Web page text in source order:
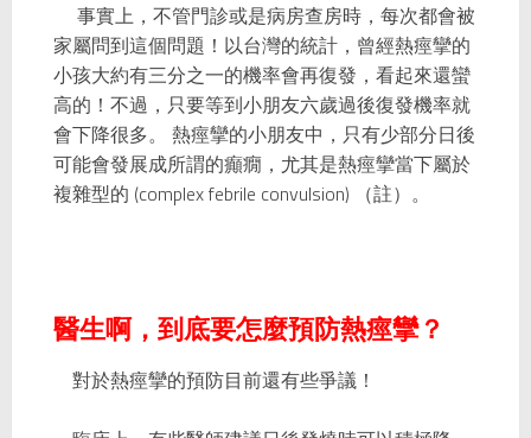
事實上，不管門診或是病房查房時，每次都會被
家屬問到這個問題！以台灣的統計，曾經熱痙攣的
小孩大約有三分之一的機率會再復發 ，看起來還蠻
高的！不過，只要等到小朋友六歲過後復發機率就
會下降很多。 熱痙攣的小朋友中，只有少部分日後
可能會發展成所謂的癲癇，尤其是熱痙攣當下屬於
複雜型的 (complex febrile convulsion) （註）。
醫生啊，到底要怎麼預防熱痙攣？
對於熱痙攣的預防目前還有些爭議！